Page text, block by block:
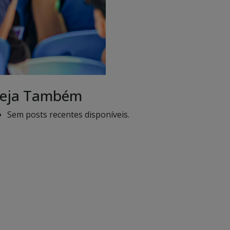
Também
Sem posts recentes disponíveis.